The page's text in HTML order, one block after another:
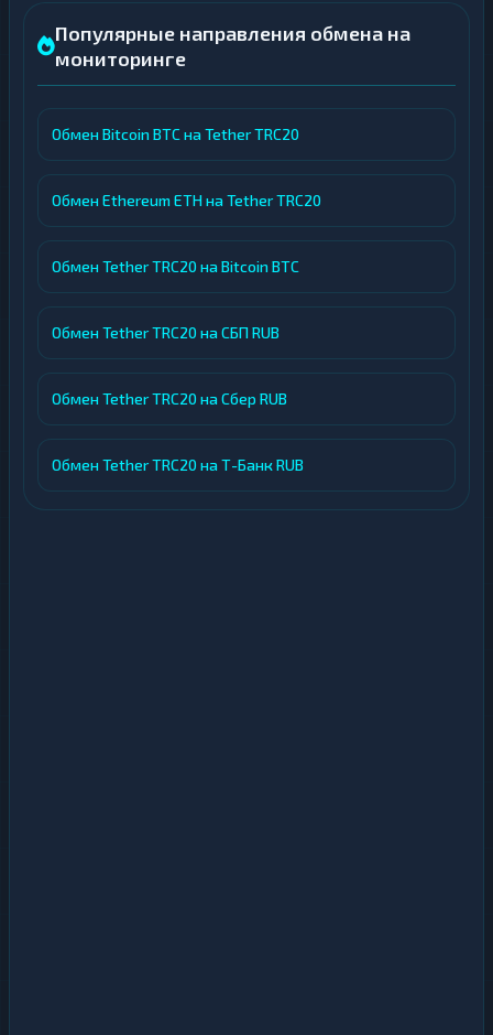
Популярные направления обмена на
мониторинге
Обмен Bitcoin BTC на Tether TRC20
Обмен Ethereum ETH на Tether TRC20
Обмен Tether TRC20 на Bitcoin BTC
Обмен Tether TRC20 на СБП RUB
Обмен Tether TRC20 на Сбер RUB
Обмен Tether TRC20 на Т-Банк RUB